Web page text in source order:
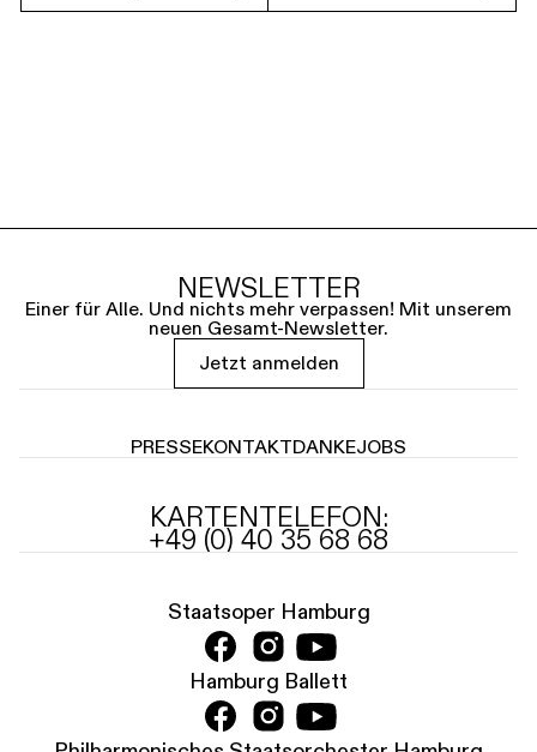
NEWSLETTER
Einer für Alle. Und nichts mehr verpassen! Mit unserem
neuen Gesamt-Newsletter.
Jetzt anmelden
PRESSEKONTAKTDANKEJOBS
KARTENTELEFON:
+49 (0) 40 35 68 68
Staatsoper Hamburg
Hamburg Ballett